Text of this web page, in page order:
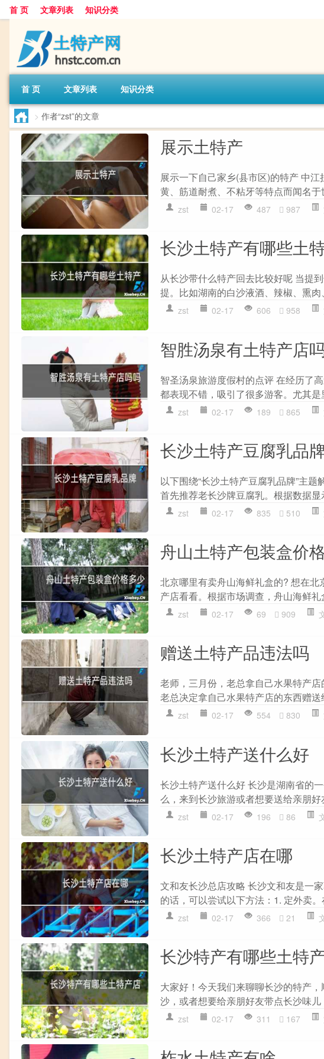
首 页 文章列表 知识分类
首 页 文章列表 知识分类
> 作者“zst”的文章
展示土特产
展示一下自己家乡(县市区)的特产 中
黄、筋道耐煮、不粘牙等特点而闻名
zst 02-17 487 987
长沙土特产有哪些土
从长沙带什么特产回去比较好呢 当提
提。比如湖南的白沙液酒、辣椒、熏
zst 02-17 606 958
智胜汤泉有土特产店
智圣汤泉旅游度假村的点评 在经历了
都表现不错，吸引了很多游客。尤其
zst 02-17 189 865
长沙土特产豆腐乳品
以下围绕“长沙土特产豆腐乳品牌”主
首先推荐老长沙牌豆腐乳。根据数据显
zst 02-17 835 510
舟山土特产包装盒价
北京哪里有卖舟山海鲜礼盒的? 想在
产店看看。根据市场调查，舟山海鲜
zst 02-17 69 909
赠送土特产品违法吗
老师，三月份，老总拿自己水果特产
老总决定拿自己水果特产店的东西赠
zst 02-17 554 830
长沙土特产送什么好
长沙土特产送什么好 长沙是湖南省的
么，来到长沙旅游或者想要送给亲朋
zst 02-17 196 86
长沙土特产店在哪
文和友长沙总店攻略 长沙文和友是一
的话，可以尝试以下方法：1. 定外卖
zst 02-17 366 21
长沙特产有哪些土特
大家好！今天我们来聊聊长沙的特产
沙，或者想要给亲朋好友带点长沙味
zst 02-17 311 167